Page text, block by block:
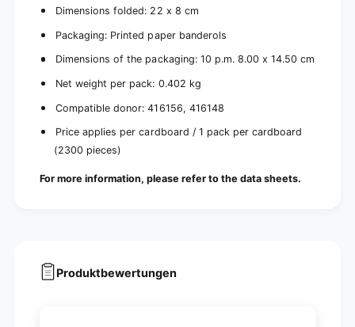
r
b
a
r
(
2
p
a
c
a
d
b
a
d
(
2
p
Dimensions folded: 22 x 8 cm
Packaging: Printed paper banderols
Dimensions of the packaging: 10 p.m. 8.00 x 14.50 cm
Net weight per pack: 0.402 kg
Compatible donor: 416156, 416148
Price applies per cardboard / 1 pack per cardboard
(2300 pieces)
For more information, please refer to the data sheets.
Produktbewertungen